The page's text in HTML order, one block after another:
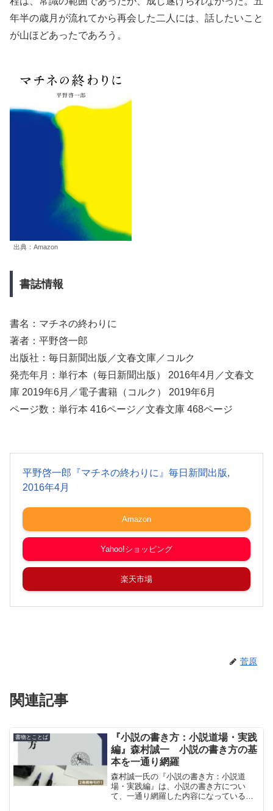
年半の歳月が流れてから再会した二人には、話したいこと
が山ほどあったであろう。
出典：Amazon
書誌情報
書名：マチネの終わりに
著者：平野啓一郎
出版社：毎日新聞出版／文春文庫／コルク
発売年月：単行本（毎日新聞出版） 2016年4月／文春文
庫 2019年6月／電子書籍（コルク） 2019年6月
ページ数：単行本 416ページ／文春文庫 468ページ
平野啓一郎『マチネの終わりに』毎日新聞出版,
2016年4月
Amazon
Yahoo!ショッピング
楽天市場
菅原
関連記事
書物とことば
『小説の書き方：小説道場・実践
編』森村誠一 小説の書き方の基
本を一通り網羅
森村誠一氏の『小説の書き方：小説道
場・実践編』は、小説の書き方につい
て、一通り網羅した内容になっている。